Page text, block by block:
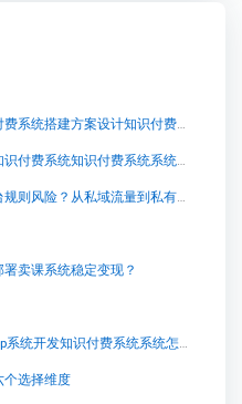
知识付费系统搭建方案设计【知识付费系统搭建方案设计知识付费系统系统怎么制作，知识付费系统搭建使用教程】
山东在线知识付费系统【山东在线知识付费系统知识付费系统系统怎么制作，知识付费系统搭建使用教程】
中医行业做知识付费，如何规避平台规则风险？从私域流量到私有化部署的稳定交付
卖课系统稳定变现？
知识付费app系统开发【知识付费app系统开发知识付费系统系统怎么制作，知识付费系统搭建使用教程】
个选择维度